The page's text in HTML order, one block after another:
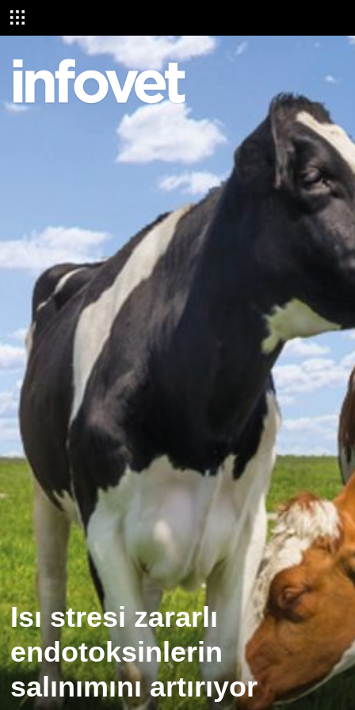
Isı stresi zararlı
endotoksinlerin
salınımını artırıyor